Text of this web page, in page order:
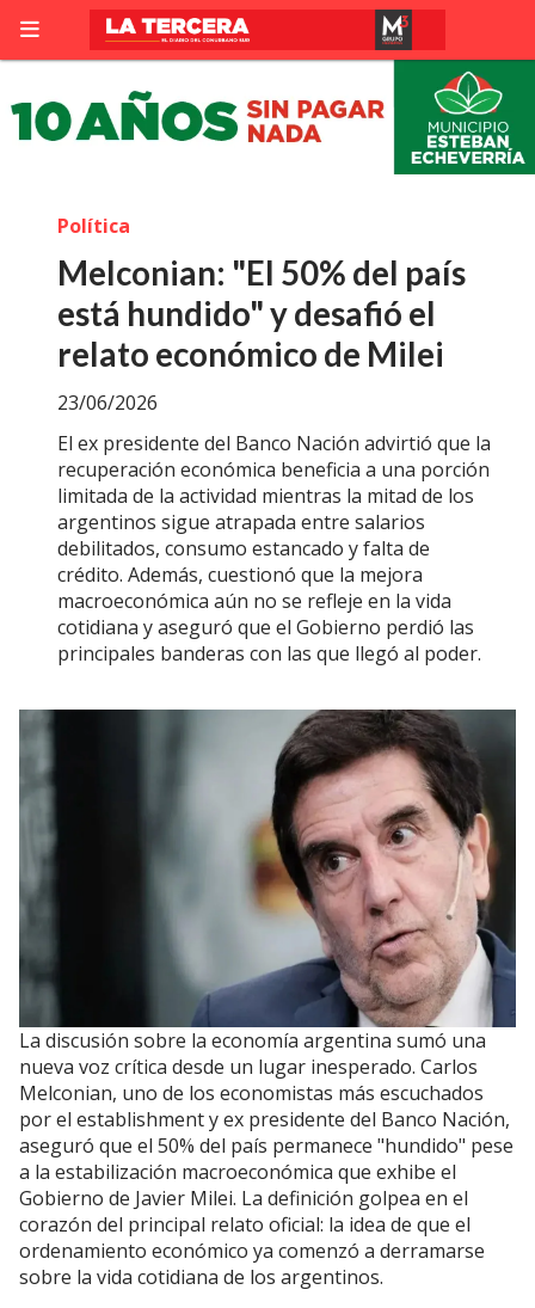
Melconian: "El 50% del país
está hundido" y desafió el
relato económico de Milei
El ex presidente del Banco Nación advirtió que la
recuperación económica beneficia a una porción
limitada de la actividad mientras la mitad de los
argentinos sigue atrapada entre salarios
debilitados, consumo estancado y falta de
crédito. Además, cuestionó que la mejora
macroeconómica aún no se refleje en la vida
cotidiana y aseguró que el Gobierno perdió las
principales banderas con las que llegó al poder.
Política
23/06/2026
La discusión sobre la economía argentina sumó una
nueva voz crítica desde un lugar inesperado. Carlos
Melconian, uno de los economistas más escuchados
por el establishment y ex presidente del Banco Nación,
aseguró que el 50% del país permanece "hundido" pese
a la estabilización macroeconómica que exhibe el
Gobierno de Javier Milei. La definición golpea en el
corazón del principal relato oficial: la idea de que el
ordenamiento económico ya comenzó a derramarse
sobre la vida cotidiana de los argentinos.